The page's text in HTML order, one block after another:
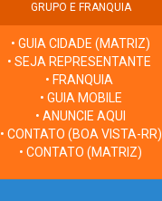
GRUPO E FRANQUIA
• GUIA CIDADE (MATRIZ)
• SEJA REPRESENTANTE
• FRANQUIA
• GUIA MOBILE
• ANUNCIE AQUI
• CONTATO (BOA VISTA-RR)
• CONTATO (MATRIZ)